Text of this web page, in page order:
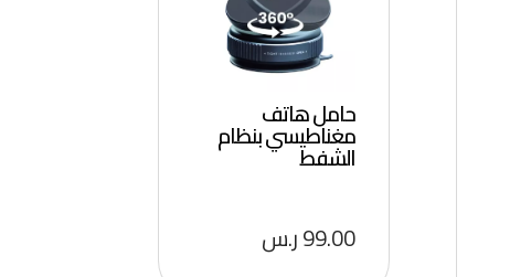
حامل هاتف
مغناطيسي بنظام
الشفط
99.00ر.س